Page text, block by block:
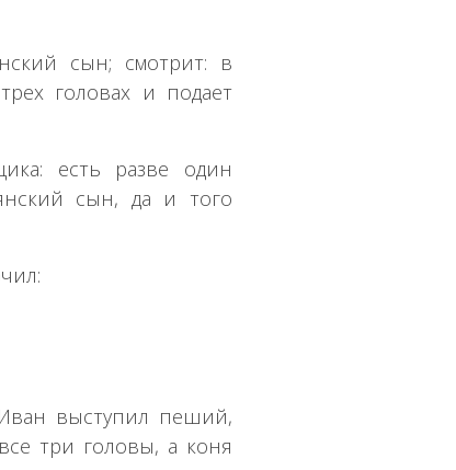
сын; смотрит: в
головах и подает
есть разве один
сын, да и того
выступил пеший,
три головы, а коня